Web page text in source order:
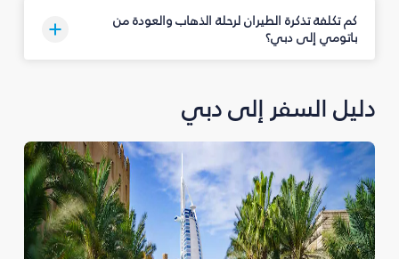
كم تكلفة تذكرة الطيران لرحلة الذهاب والعودة من
باتومي إلى دبي؟
دليل السفر إلى دبي